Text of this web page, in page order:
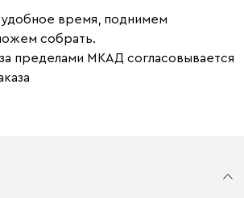
время, поднимем
собрать.
пределами МКАД согласовывается